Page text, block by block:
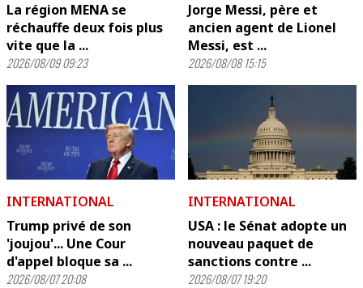
La région MENA se
réchauffe deux fois plus
vite que la ...
2026/08/09 09:23
Jorge Messi, père et
ancien agent de Lionel
Messi, est ...
2026/08/08 15:15
INTERNATIONAL
Trump privé de son
'joujou'... Une Cour
d'appel bloque sa ...
2026/08/07 20:08
INTERNATIONAL
USA : le Sénat adopte un
nouveau paquet de
sanctions contre ...
2026/08/07 19:20